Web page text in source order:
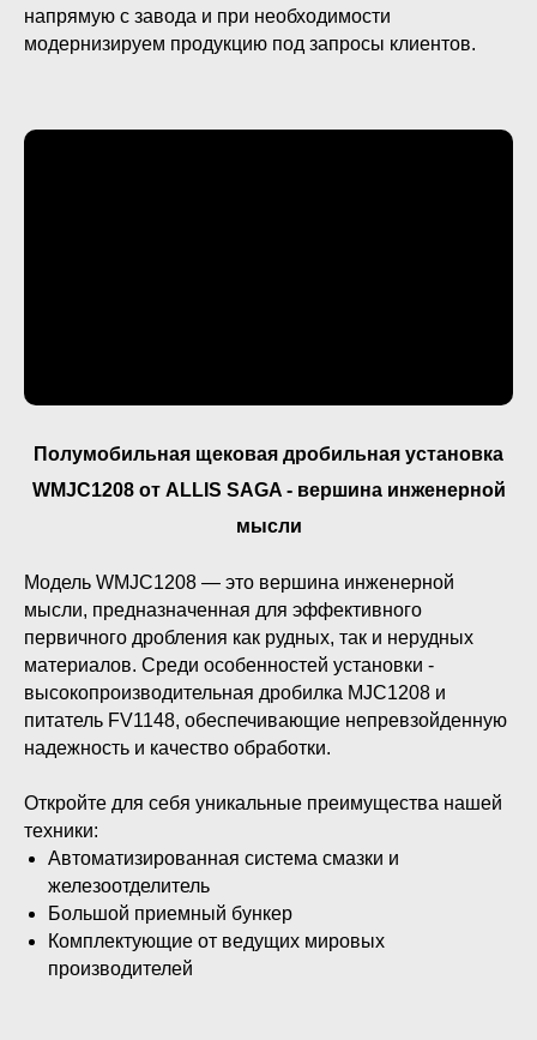
напрямую с завода и при необходимости
модернизируем продукцию под запросы клиентов.
Полумобильная щековая дробильная установка
WMJC1208 от ALLIS SAGA - вершина инженерной
мысли
Модель WMJC1208 — это вершина инженерной
мысли, предназначенная для эффективного
первичного дробления как рудных, так и нерудных
материалов. Среди особенностей установки -
высокопроизводительная дробилка MJC1208 и
питатель FV1148, обеспечивающие непревзойденную
надежность и качество обработки.
Откройте для себя уникальные преимущества нашей
техники:
Автоматизированная система смазки и
железоотделитель
Большой приемный бункер
Комплектующие от ведущих мировых
производителей